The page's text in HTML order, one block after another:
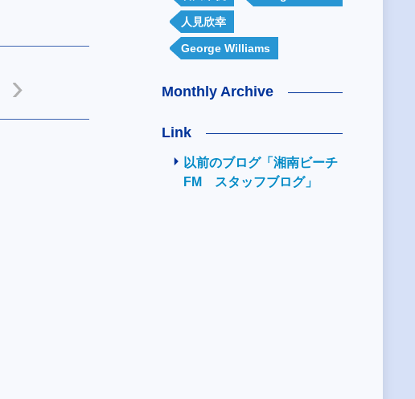
人見欣幸
George Williams
Monthly Archive
Link
以前のブログ「湘南ビーチ
FM スタッフブログ」